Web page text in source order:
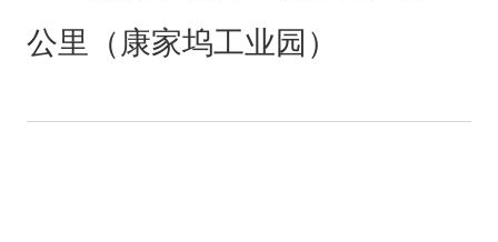
公里（康家坞工业园）